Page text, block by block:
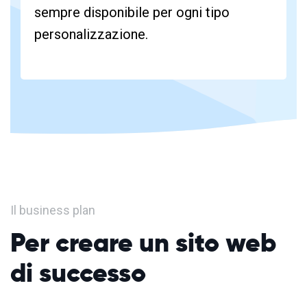
sempre disponibile per ogni tipo
personalizzazione.
Il business plan
Per creare un sito web
di successo